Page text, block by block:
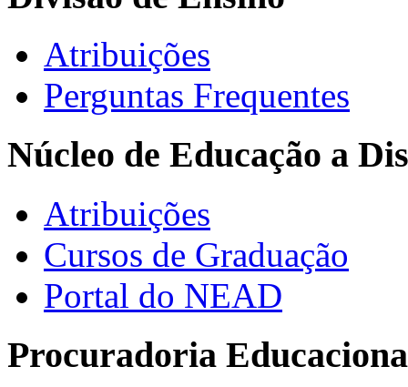
Atribuições
Perguntas Frequentes
Núcleo de Educação a
Atribuições
Cursos de Graduação
Portal do NEAD
Procuradoria